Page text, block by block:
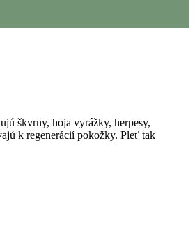
škvrny, hoja vyrážky, herpesy,
k regenerácií pokožky. Pleť tak